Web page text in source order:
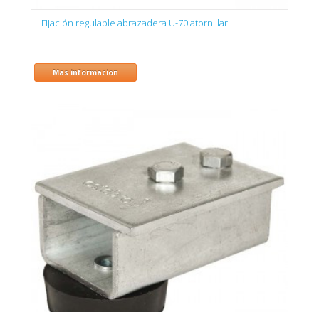
Fijación regulable abrazadera U-70 atornillar
Mas informacion